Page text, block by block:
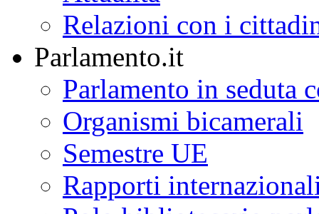
Relazioni con i
Parlamento.it
Parlamento in seduta
Organismi bicamerali
Semestre UE
Rapporti